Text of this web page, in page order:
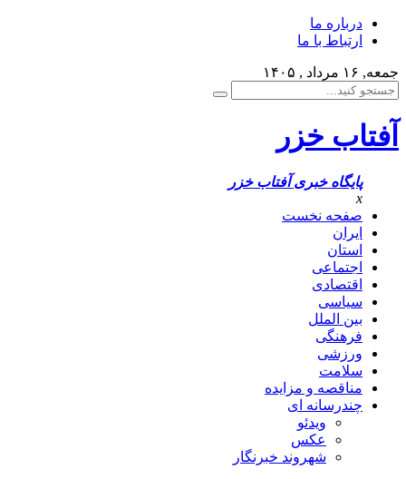
درباره ما
ارتباط با ما
جمعه, ۱۶ مرداد , ۱۴۰۵
آفتاب خزر
پایگاه خبری آفتاب خزر
x
صفحه نخست
ایران
استان
اجتماعی
اقتصادی
سیاسی
بین الملل
فرهنگی
ورزشی
سلامت
مناقصه و مزایده
چندرسانه ای
ویدئو
عکس
شهروند خبرنگار